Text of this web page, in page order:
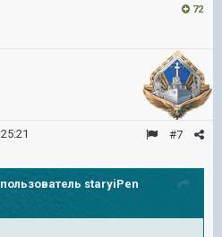
72
#7
пользователь staryiPen